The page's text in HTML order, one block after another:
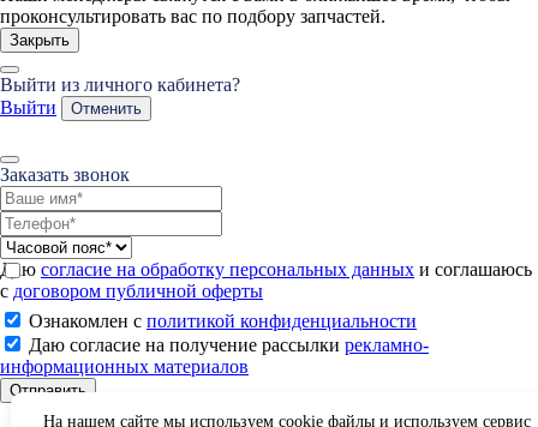
проконсультировать вас по подбору запчастей.
Закрыть
Выйти из личного кабинета?
Выйти
Отменить
Заказать звонок
Даю согласие на обработку персональных данных и соглашаюсь
с договором публичной оферты
Ознакомлен с политикой конфиденциальности
Даю согласие на получение рассылки рекламно-
информационных материалов
Отправить
На нашем сайте мы используем cookie файлы и используем сервис